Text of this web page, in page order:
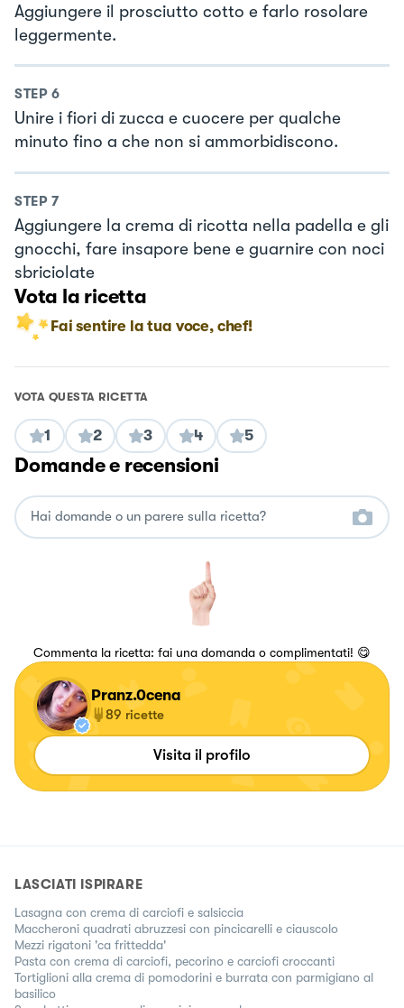
Aggiungere il prosciutto cotto e farlo rosolare
leggermente.
STEP 6
Unire i fiori di zucca e cuocere per qualche
minuto fino a che non si ammorbidiscono.
STEP 7
Aggiungere la crema di ricotta nella padella e gli
gnocchi, fare insapore bene e guarnire con noci
sbriciolate
Vota la ricetta
Fai sentire la tua voce, chef!
VOTA QUESTA RICETTA
1 2 3 4 5
Domande e recensioni
Commenta la ricetta: fai una domanda o complimentati! 😋
Pranz.0cena
89 ricette
Visita il profilo
LASCIATI ISPIRARE
Lasagna con crema di carciofi e salsiccia
Maccheroni quadrati abruzzesi con pincicarelli e ciauscolo
Mezzi rigatoni 'ca frittedda'
Pasta con crema di carciofi, pecorino e carciofi croccanti
Tortiglioni alla crema di pomodorini e burrata con parmigiano al
basilico